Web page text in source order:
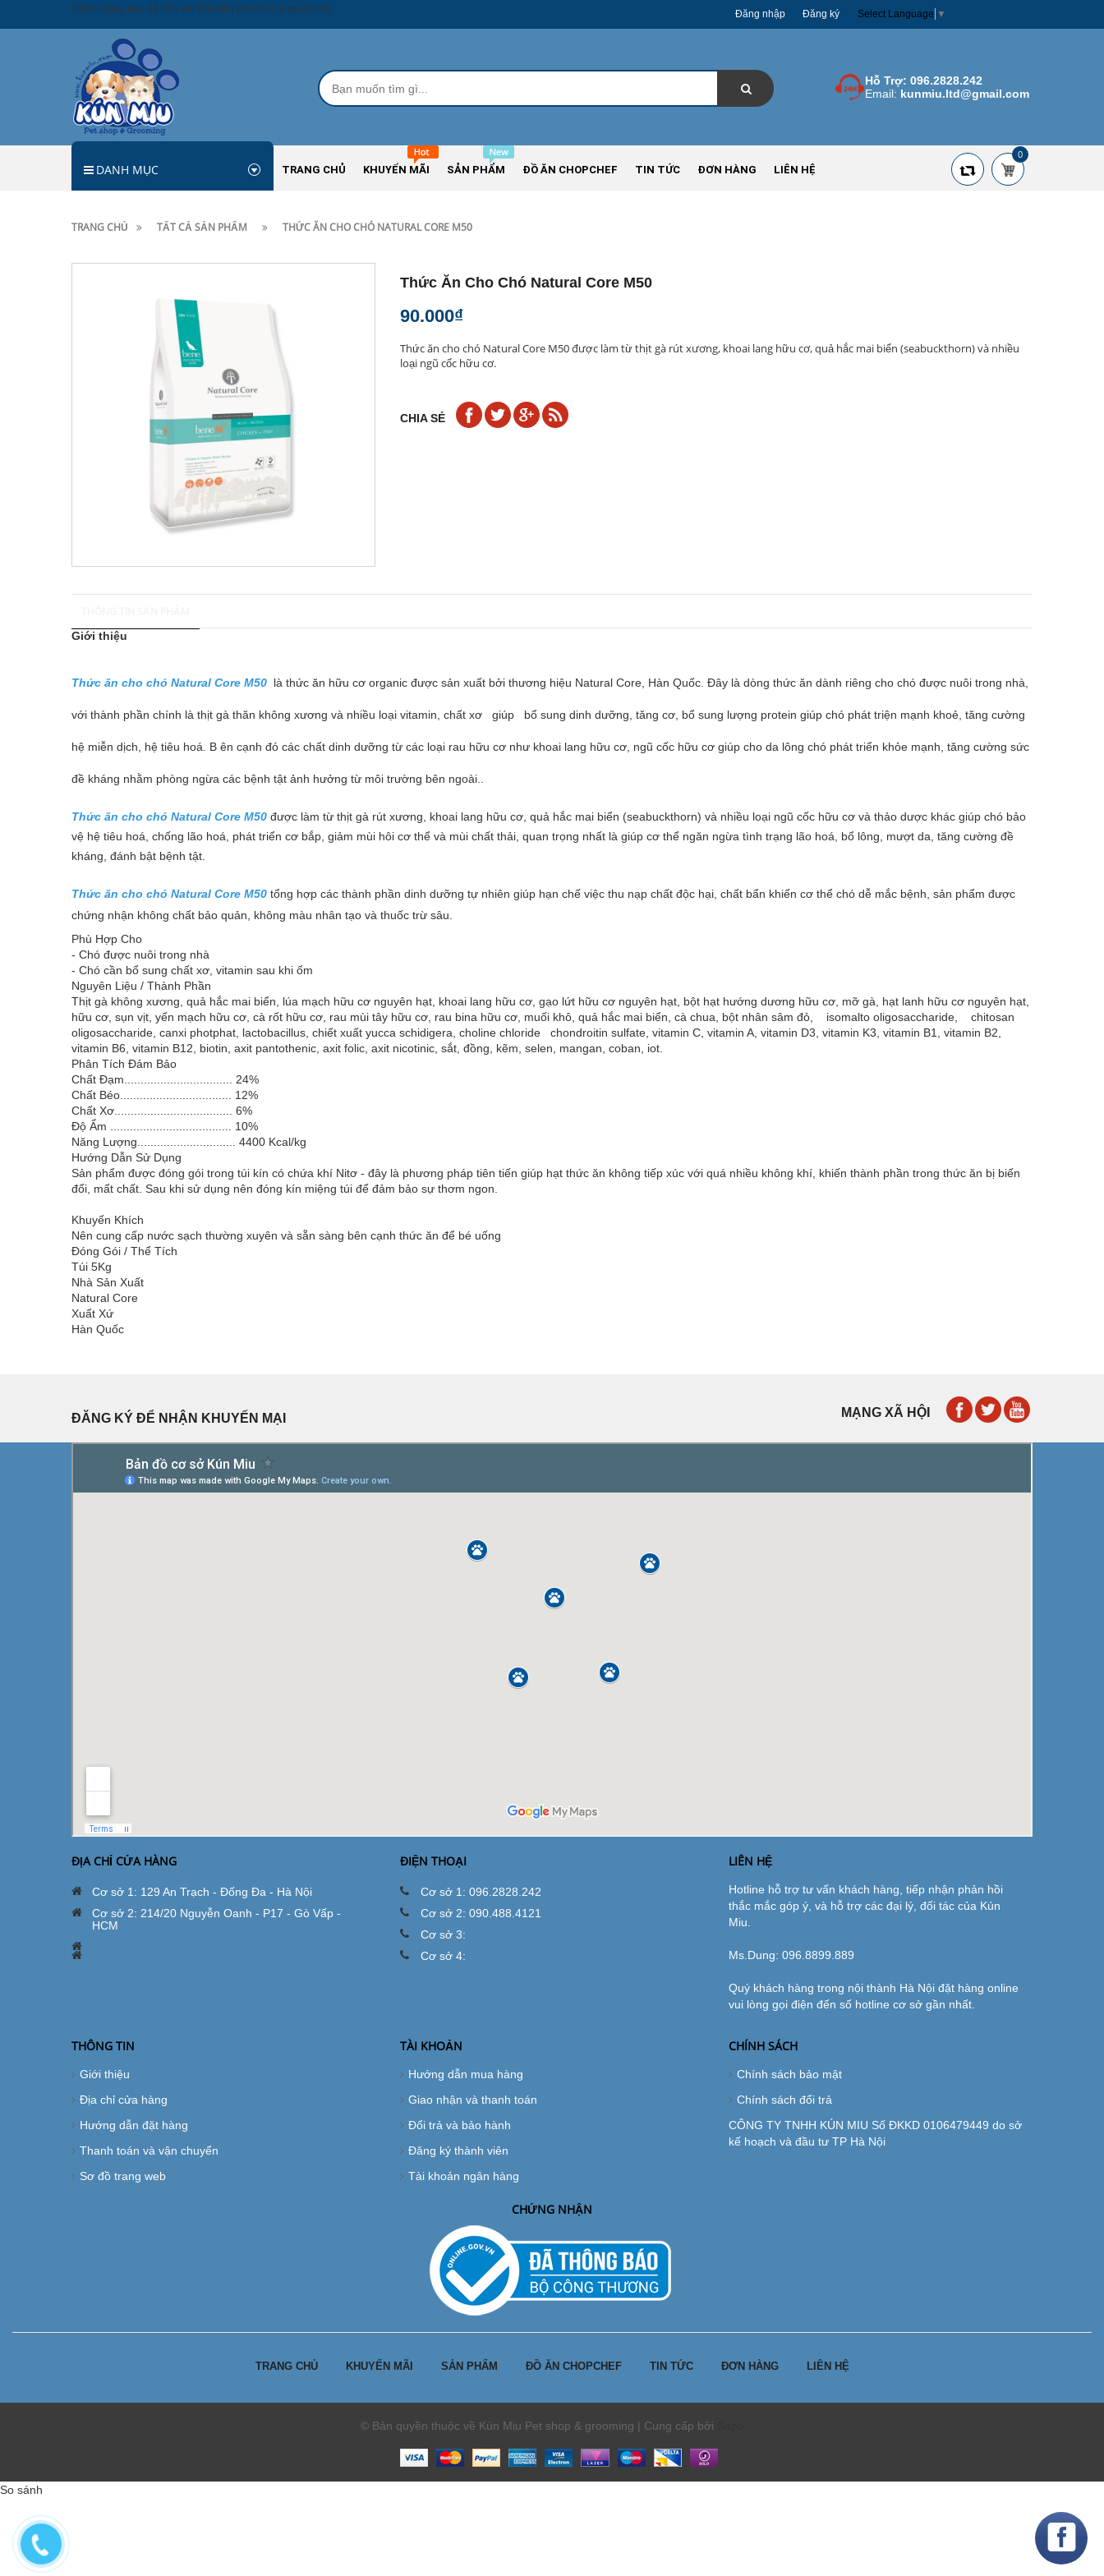
Chào mừng bạn đã đến với Kún Miu Pet shop & grooming! Đăng nhập Đăng ký Select Language ▼
Hỗ Trợ: 096.2828.242
Email: kunmiu.ltd@gmail.com
DANH MỤC TRANG CHỦ KHUYẾN MÃI SẢN PHẨM ĐỒ ĂN CHOPCHEF TIN TỨC ĐƠN HÀNG LIÊN HỆ
0
TRANG CHỦ TẤT CẢ SẢN PHẨM THỨC ĂN CHO CHÓ NATURAL CORE M50
Thức Ăn Cho Chó Natural Core M50
90.000₫
Thức ăn cho chó Natural Core M50 được làm từ thịt gà rút xương, khoai lang hữu cơ, quả hắc mai biển (seabuckthorn) và nhiều
loại ngũ cốc hữu cơ.
CHIA SẺ
Giới thiệu
Thức ăn cho chó Natural Core M50 là thức ăn hữu cơ organic được sản xuất bởi thương hiệu Natural Core, Hàn Quốc. Đây là dòng thức ăn dành riêng cho chó được nuôi trong nhà,
với thành phần chính là thịt gà thăn không xương và nhiều loại vitamin, chất xơ giúp bổ sung dinh dưỡng, tăng cơ, bổ sung lượng protein giúp chó phát triện mạnh khoẻ, tăng cường
hệ miễn dịch, hệ tiêu hoá. B ên cạnh đó các chất dinh dưỡng từ các loại rau hữu cơ như khoai lang hữu cơ, ngũ cốc hữu cơ giúp cho da lông chó phát triển khỏe mạnh, tăng cường sức
đề kháng nhằm phòng ngừa các bệnh tật ảnh hưởng từ môi trường bên ngoài..
Thức ăn cho chó Natural Core M50 được làm từ thịt gà rút xương, khoai lang hữu cơ, quả hắc mai biển (seabuckthorn) và nhiều loại ngũ cốc hữu cơ và thảo dược khác giúp chó bảo
vệ hệ tiêu hoá, chống lão hoá, phát triển cơ bắp, giảm mùi hôi cơ thể và mùi chất thải, quan trọng nhất là giúp cơ thể ngăn ngừa tình trạng lão hoá, bổ lông, mượt da, tăng cường đề
kháng, đánh bật bệnh tật.
Thức ăn cho chó Natural Core M50 tổng hợp các thành phần dinh dưỡng tự nhiên giúp hạn chế việc thu nạp chất độc hại, chất bẩn khiến cơ thể chó dễ mắc bệnh, sản phẩm được
chứng nhận không chất bảo quản, không màu nhân tạo và thuốc trừ sâu.
Phù Hợp Cho
- Chó được nuôi trong nhà
- Chó cần bổ sung chất xơ, vitamin sau khi ốm
Nguyên Liệu / Thành Phần
Thịt gà không xương, quả hắc mai biển, lúa mạch hữu cơ nguyên hạt, khoai lang hữu cơ, gạo lứt hữu cơ nguyên hạt, bột hạt hướng dương hữu cơ, mỡ gà, hạt lanh hữu cơ nguyên hạt,
hữu cơ, sụn vịt, yến mạch hữu cơ, cà rốt hữu cơ, rau mùi tây hữu cơ, rau bina hữu cơ, muối khô, quả hắc mai biển, cà chua, bột nhân sâm đỏ, isomalto oligosaccharide, chitosan
oligosaccharide, canxi photphat, lactobacillus, chiết xuất yucca schidigera, choline chloride chondroitin sulfate, vitamin C, vitamin A, vitamin D3, vitamin K3, vitamin B1, vitamin B2,
vitamin B6, vitamin B12, biotin, axit pantothenic, axit folic, axit nicotinic, sắt, đồng, kẽm, selen, mangan, coban, iot.
Phân Tích Đảm Bảo
Chất Đạm................................. 24%
Chất Béo.................................. 12%
Chất Xơ.................................... 6%
Độ Ẩm ..................................... 10%
Năng Lượng.............................. 4400 Kcal/kg
Hướng Dẫn Sử Dụng
Sản phẩm được đóng gói trong túi kín có chứa khí Nitơ - đây là phương pháp tiên tiến giúp hạt thức ăn không tiếp xúc với quá nhiều không khí, khiến thành phần trong thức ăn bị biến
đổi, mất chất. Sau khi sử dụng nên đóng kín miệng túi để đảm bảo sự thơm ngon.
Khuyến Khích
Nên cung cấp nước sạch thường xuyên và sẵn sàng bên cạnh thức ăn để bé uống
Đóng Gói / Thể Tích
Túi 5Kg
Nhà Sản Xuất
Natural Core
Xuất Xứ
Hàn Quốc
ĐĂNG KÝ ĐỂ NHẬN KHUYẾN MẠI MẠNG XÃ HỘI
ĐỊA CHỈ CỬA HÀNG
Cơ sở 1: 129 An Trạch - Đống Đa - Hà Nội
Cơ sở 2: 214/20 Nguyễn Oanh - P17 - Gò Vấp -
HCM
ĐIỆN THOẠI
Cơ sở 1: 096.2828.242
Cơ sở 2: 090.488.4121
Cơ sở 3:
Cơ sở 4:
LIÊN HỆ
Hotline hỗ trợ tư vấn khách hàng, tiếp nhận phản hồi
thắc mắc góp ý, và hỗ trợ các đại lý, đối tác của Kún
Miu.
Ms.Dung: 096.8899.889
Quý khách hàng trong nội thành Hà Nội đặt hàng online
vui lòng gọi điện đến số hotline cơ sở gần nhất.
THÔNG TIN
Giới thiệu
Địa chỉ cửa hàng
Hướng dẫn đặt hàng
Thanh toán và vận chuyển
Sơ đồ trang web
TÀI KHOẢN
Hướng dẫn mua hàng
Giao nhận và thanh toán
Đổi trả và bảo hành
Đăng ký thành viên
Tài khoản ngân hàng
CHÍNH SÁCH
Chính sách bảo mật
Chính sách đổi trả
CÔNG TY TNHH KÚN MIU Số ĐKKD 0106479449 do sở
kế hoạch và đầu tư TP Hà Nội
CHỨNG NHẬN
TRANG CHỦ KHUYẾN MÃI SẢN PHẨM ĐỒ ĂN CHOPCHEF TIN TỨC ĐƠN HÀNG LIÊN HỆ
© Bản quyền thuộc về Kún Miu Pet shop & grooming | Cung cấp bởi
So sánh